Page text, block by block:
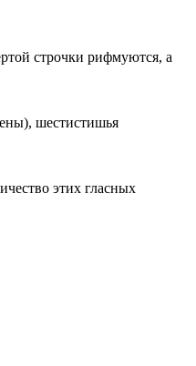
строчки рифмуются, а
шестистишья
этих гласных